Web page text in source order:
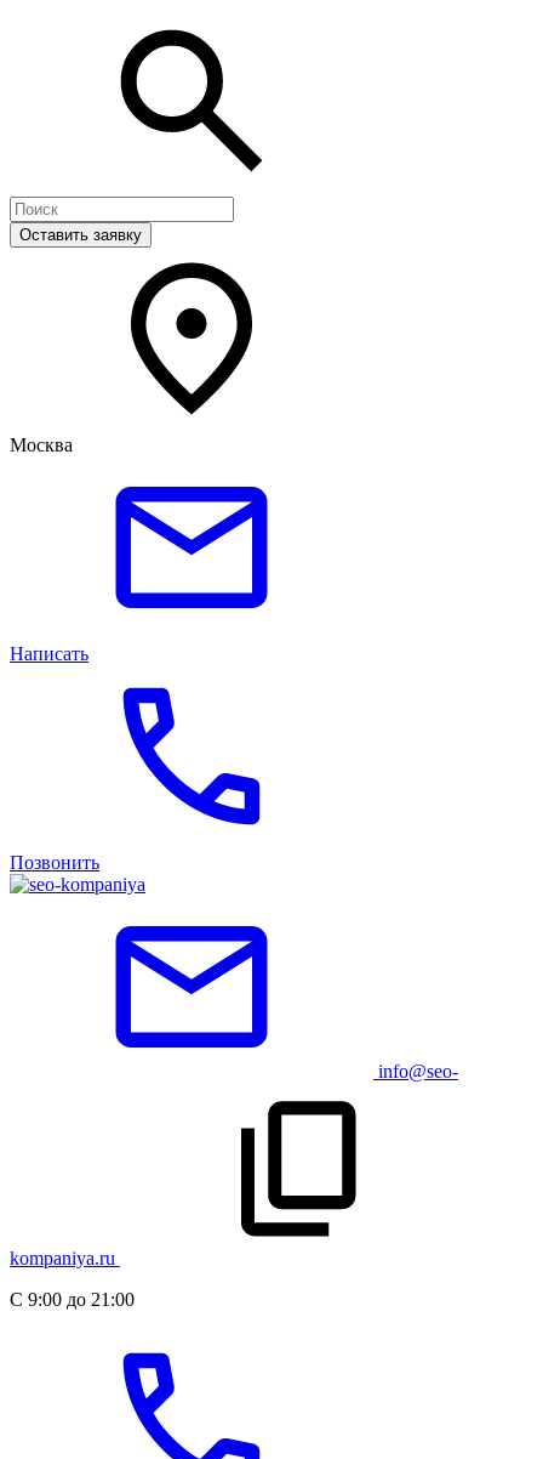
Оставить заявку
Москва
Написать
Позвонить
info@seo-
kompaniya.ru
С 9:00 до 21:00